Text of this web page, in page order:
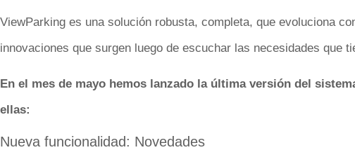
ViewParking es una solución robusta, completa, que evoluciona
innovaciones que surgen luego de escuchar las necesidades que
En el mes de mayo hemos lanzado la última versión del
ellas:
Nueva funcionalidad: Novedades